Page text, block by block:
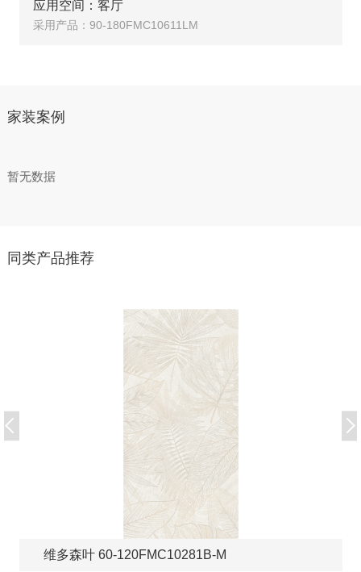
应用空间：客厅
采用产品：90-180FMC10611LM
家装案例
暂无数据
同类产品推荐
维多森叶 60-120FMC10281B-M